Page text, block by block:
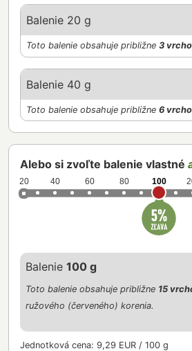
Balenie 20 g
Toto balenie obsahuje približne 3
Balenie 40 g
Toto balenie obsahuje približne 6
Alebo si zvoľte balenie vlastné
20 40 60 80 100
Balenie 100 g
Toto balenie obsahuje približne 15
ružového (červeného) korenia.
Jednotková cena: 9,29 EUR / 100 g